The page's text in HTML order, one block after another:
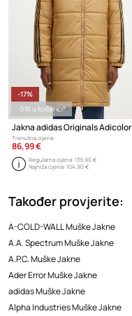
-17%
-5% u košarici*
Jakna adidas Originals Adicolor
Trenutna cijena:
86,99 €
Regularna cijena:139,90 €
Najniža cijena:104,90 €
Također provjerite:
A-COLD-WALL Muške Jakne
A.A. Spectrum Muške Jakne
A.P.C. Muške Jakne
Ader Error Muške Jakne
adidas Muške Jakne
Alpha Industries Muške Jakne